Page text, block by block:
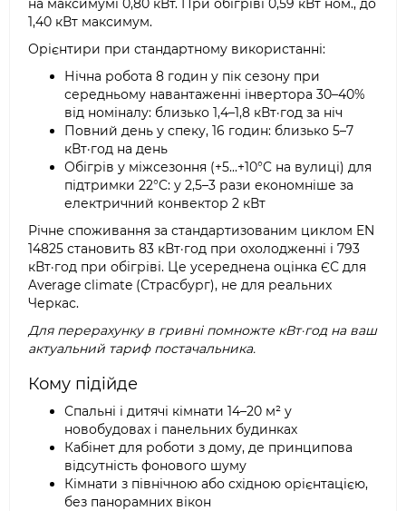
на максимумі 0,80 кВт. При обігріві 0,59 кВт ном., до
1,40 кВт максимум.
Орієнтири при стандартному використанні:
Нічна робота 8 годин у пік сезону при
середньому навантаженні інвертора 30–40%
від номіналу: близько 1,4–1,8 кВт·год за ніч
Повний день у спеку, 16 годин: близько 5–7
кВт·год на день
Обігрів у міжсезоння (+5...+10°C на вулиці) для
підтримки 22°C: у 2,5–3 рази економніше за
електричний конвектор 2 кВт
Річне споживання за стандартизованим циклом EN
14825 становить 83 кВт·год при охолодженні і 793
кВт·год при обігріві. Це усереднена оцінка ЄС для
Average climate (Страсбург), не для реальних
Черкас.
Для перерахунку в гривні помножте кВт·год на ваш
актуальний тариф постачальника.
Кому підійде
Спальні і дитячі кімнати 14–20 м² у
новобудовах і панельних будинках
Кабінет для роботи з дому, де принципова
відсутність фонового шуму
Кімнати з північною або східною орієнтацією,
без панорамних вікон